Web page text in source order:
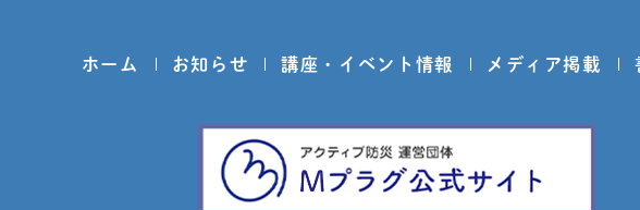
ホーム お知らせ 講座・イベント情報 メディア掲載